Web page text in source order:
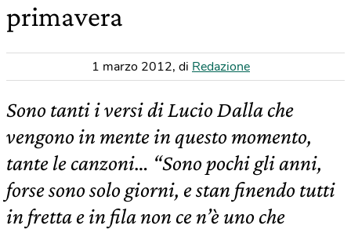
primavera
1 marzo 2012, di Redazione
Sono tanti i versi di Lucio Dalla che
vengono in mente in questo momento,
tante le canzoni… “Sono pochi gli anni,
forse sono solo giorni, e stan finendo tutti
in fretta e in fila non ce n’è uno che